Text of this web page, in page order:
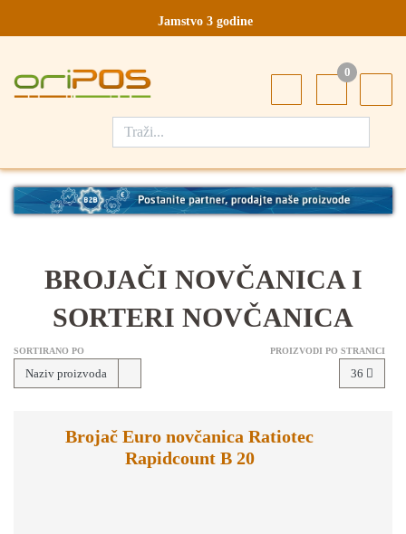
Jamstvo 3 godine
Designed in Germany
Made in Germany
0
BROJAČI NOVČANICA I
SORTERI NOVČANICA
SORTIRANO PO
Naziv proizvoda
PROIZVODI PO STRANICI
36
Brojač Euro novčanica Ratiotec
Rapidcount B 20